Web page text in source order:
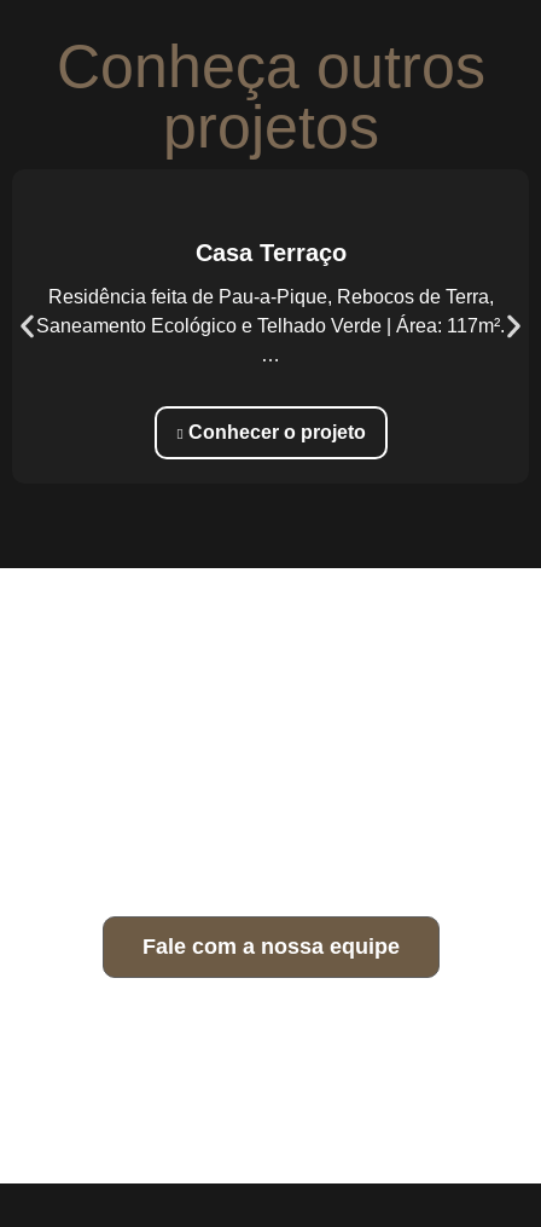
Conheça outros
projetos
Casa Terraço
Residência feita de Pau-a-Pique, Rebocos de Terra,
Saneamento Ecológico e Telhado Verde | Área: 117m².
…
Conhecer o projeto
Fale com a nossa equipe